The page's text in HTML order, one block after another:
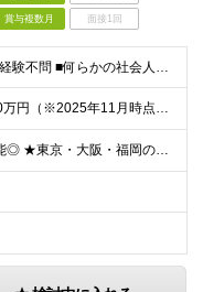
賞与複数月 面接1回
■未経験歓迎 ■学歴・経験不問 ■何らかの社会人経験がある方 ＜こんな方に向いています！＞ ・頑張った分評価されたい方 ・将来役立つ知識を身につけたい方 ・新しいことを学ぶのが好きな方 ・趣味
★社員の平均年収940万円（※2025年11月時点） ★転職者は全員収入アップを実現 ★入社半年で昇給した実績あり！ 【営業未経験】 月給35万8,000円～（固定残業代含む）＋インセンティブ ＋賞
★リモートワーク可能◎ ★東京・大阪・福岡の3拠点で募集中／ご希望の勤務地で配属します ★転勤なし ＜東京支店＞ 東京都港区三田1丁目4番28号 三田国際ビル2階 ＜大阪本社＞ 大阪府大阪市北区梅